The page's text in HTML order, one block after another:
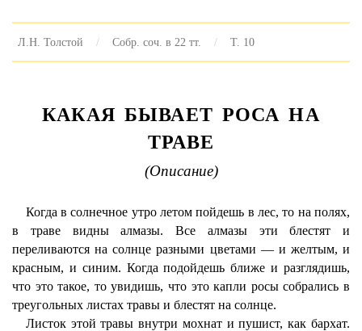
Л.Н. Толстой Собр. соч. в 22 тт. Т. 10
КАКАЯ БЫВАЕТ РОСА НА
ТРАВЕ
(Описание)
Когда в солнечное утро летом пойдешь в лес, то на полях,
в траве видны алмазы. Все алмазы эти блестят и
переливаются на солнце разными цветами — и желтым, и
красным, и синим. Когда подойдешь ближе и разглядишь,
что это такое, то увидишь, что это капли росы собрались в
треугольных листах травы и блестят на солнце.
Листок этой травы внутри мохнат и пушист, как бархат.